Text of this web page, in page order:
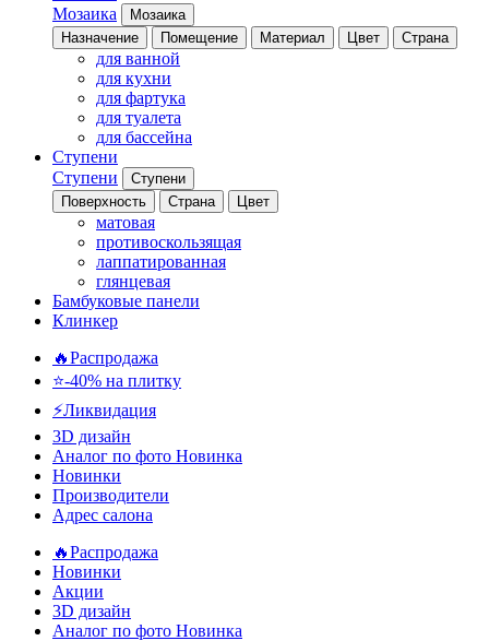
Мозаика
Мозаика
Назначение
Помещение Материал Цвет Страна
для ванной
для кухни
для фартука
для туалета
для бассейна
Ступени
Ступени
Ступени
Поверхность
Страна Цвет
матовая
противоскользящая
лаппатированная
глянцевая
Бамбуковые панели
Клинкер
🔥Распродажа
⭐-40% на плитку
⚡️Ликвидация
3D дизайн
Аналог по фото Новинка
Новинки
Производители
Адрес салона
🔥Распродажа
Новинки
Акции
3D дизайн
Аналог по фото Новинка